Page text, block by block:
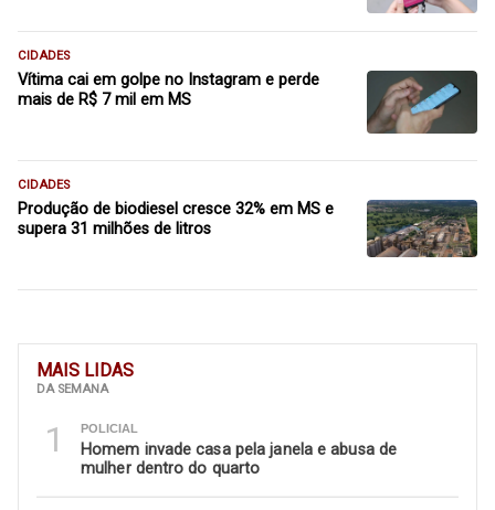
MAIS LIDAS
DA SEMANA
1 POLICIAL
Homem invade casa pela janela e abusa de
mulher dentro do quarto
CIDADES
Vítima cai em golpe no Instagram e perde
mais de R$ 7 mil em MS
CIDADES
Produção de biodiesel cresce 32% em MS e
supera 31 milhões de litros